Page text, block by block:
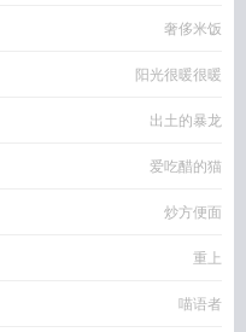
奢侈米饭
阳光很暖很暖
出土的暴龙
爱吃醋的猫
炒方便面
重上
喵语者